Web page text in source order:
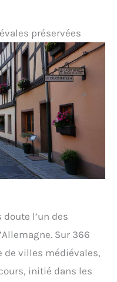
préservées
l’un des
Sur 366
de villes médiévales,
initié dans les